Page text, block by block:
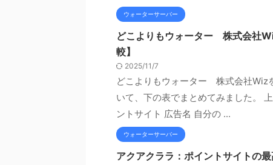
ウォーターサーバー
どこよりもウォーター 株式会社
較】
2025/11/7
どこよりもウォーター 株式会社Wiz
いて、下の表でまとめてみました。
ントサイト 広告名 自分の ...
ウォーターサーバー
アクアクララ：ポイントサイトの